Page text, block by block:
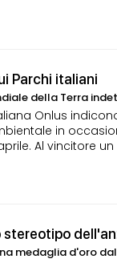
Parchi italiani
della Terra
Onlus
in
Al vincitore
medaglia d'oro